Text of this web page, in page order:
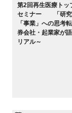
第2回再生医療トッ
セミナー 「研究
「事業」への思考
券会社・起業家が
リアル～